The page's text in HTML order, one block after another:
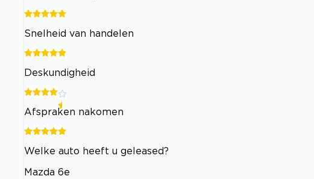
Snelheid van handelen
Deskundigheid
Afspraken nakomen
Welke auto heeft u geleased?
Mazda 6e